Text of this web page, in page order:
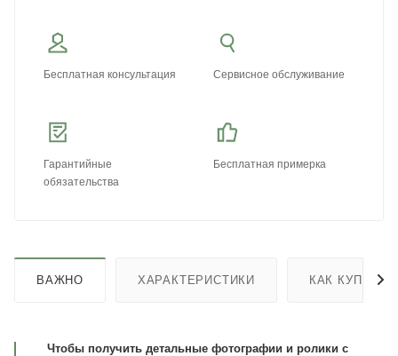
Бесплатная консультация Сервисное обслуживание
Гарантийные
обязательства
Бесплатная примерка
ВАЖНО ХАРАКТЕРИСТИКИ КАК КУПИТЬ
Чтобы получить детальные фотографии и ролики с